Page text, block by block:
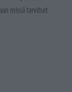
missä tarvitset